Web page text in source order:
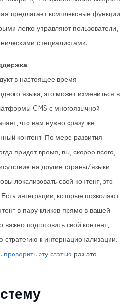
предлагает комплексные функции
легко управляют пользователи,
специалистами.
в настоящее время
языка, это может измениться в
CMS с многоязычной
что вам нужно сразу же
контент. По мере развития
придет время, вы, скорее всего,
на другие страны/языки.
локализовать свой контент, это
интеграции, которые позволяют
в пару кликов прямо в вашей
важно подготовить свой контент,
стратегию к интернационализации.
проверить эту статью раз это